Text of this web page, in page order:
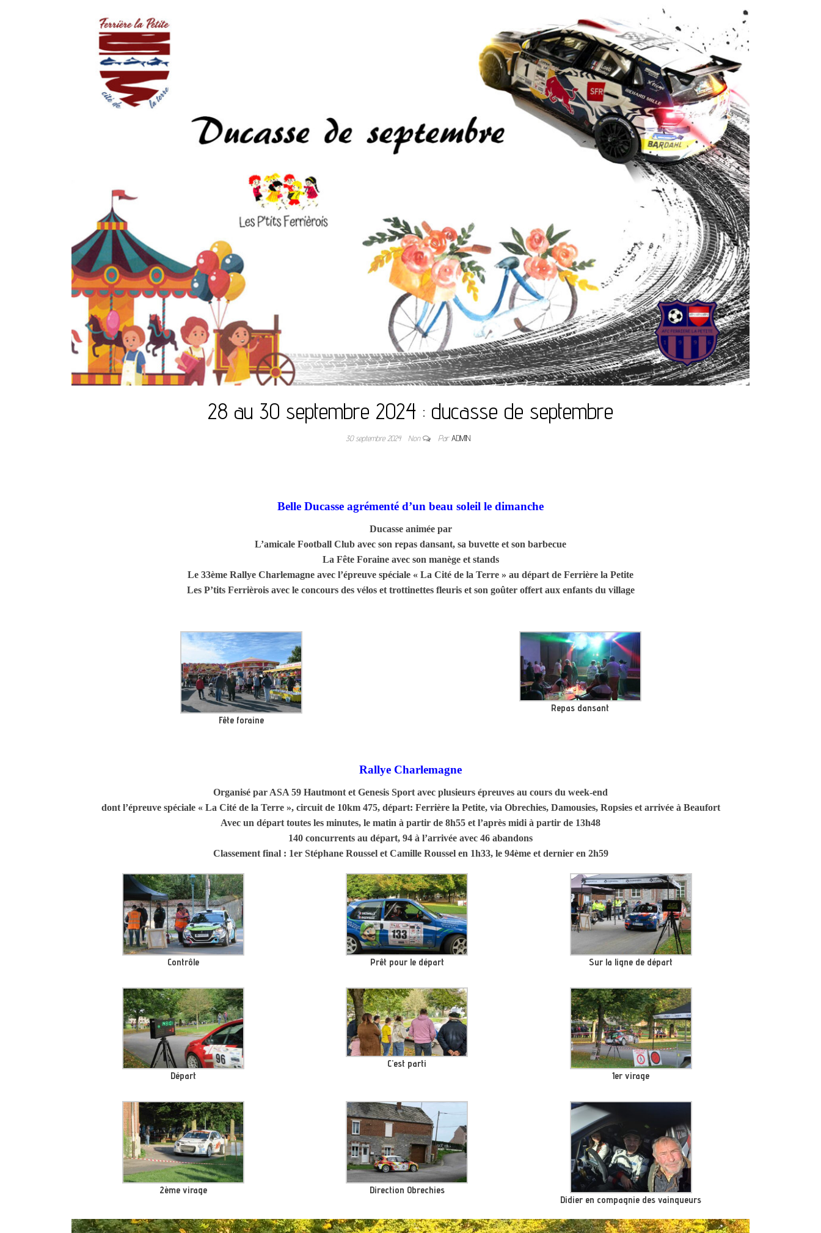
28 au 30 septembre 2024 : ducasse de septembre
30 septembre 2024 Non ParADMIN
Belle Ducasse agrémenté d’un beau soleil le dimanche
Ducasse animée par
L’amicale Football Club avec son repas dansant, sa buvette et son barbecue
La Fête Foraine avec son manège et stands
Le 33ème Rallye Charlemagne avec l’épreuve spéciale « La Cité de la Terre » au départ de Ferrière la Petite
Les P’tits Ferrièrois avec le concours des vélos et trottinettes fleuris et son goûter offert aux enfants du village
Fête foraine
Repas dansant
Rallye Charlemagne
Organisé par ASA 59 Hautmont et Genesis Sport avec plusieurs épreuves au cours du week-end
dont l’épreuve spéciale « La Cité de la Terre », circuit de 10km 475, départ: Ferrière la Petite, via Obrechies, Damousies, Ropsies et arrivée à Beaufort
Avec un départ toutes les minutes, le matin à partir de 8h55 et l’après midi à partir de 13h48
140 concurrents au départ, 94 à l’arrivée avec 46 abandons
Classement final : 1er Stéphane Roussel et Camille Roussel en 1h33, le 94ème et dernier en 2h59
Contrôle Prêt pour le départ Sur la ligne de départ
Départ
C’est parti
1er virage
2ème virage
Direction Obrechies
Didier en compagnie des vainqueurs
Lecteur